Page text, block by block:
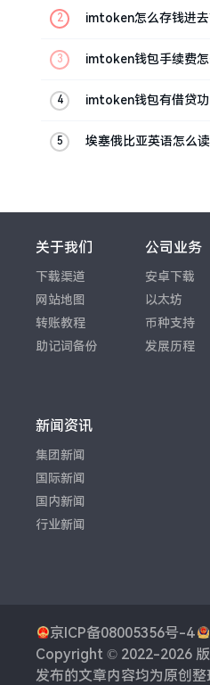
imtoken怎么存钱进
imtoken钱包手续费
imtoken钱包有借贷
埃塞俄比亚英语怎么
关于我们
下载渠道
网站地图
转账教程
助记词备份
公司业务
安卓下载
以太坊
币种支持
发展历程
新闻资讯
集团新闻
国际新闻
国内新闻
行业新闻
京ICP备08005356号-4
Copyright © 2022-2026
发布的文章内容均为原创